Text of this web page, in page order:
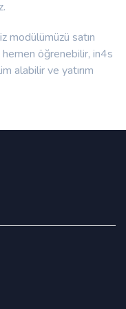
modülümüzü satın
hemen öğrenebilir, in4s
alabilir ve yatırım